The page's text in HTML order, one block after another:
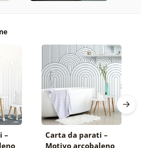
–
Carta da parati –
Motivo arcobaleno